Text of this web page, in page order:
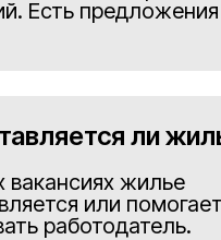
Есть
ли
вакансиях жилье
или помогает
работодатель.